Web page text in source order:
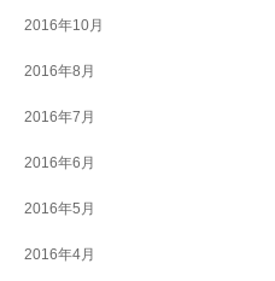
2016年10月
2016年8月
2016年7月
2016年6月
2016年5月
2016年4月